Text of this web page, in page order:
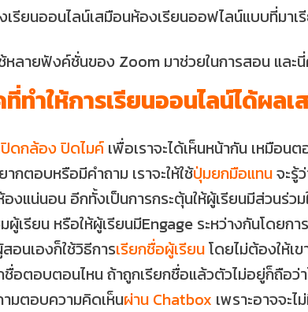
เรียนออนไลน์เสมือนห้องเรียนออฟไลน์แบบที่มาเ
หลายฟังค์ชั่นของ Zoom มาช่วยในการสอน และ
ทำให้การเรียนออนไลน์ได้ผล
ปิดกล้อง ปิดไมค์ เพื่อเราจะได้เห็นหน้ากัน เหมือน
ากตอบหรือมีคำถาม เราจะให้ใช้ปุ่มยกมือแทนจะรู้
องแน่นอน อีกทั้งเป็นการกระตุ้นให้ผู้เรียนมีส่วนร่ว
ผู้เรียน หรือให้ผู้เรียนมีEngage ระหว่างกันโดยกา
อนเองก็ใช้วิธีการเรียกชื่อผู้เรียนโดยไม่ต้องให้เ
ชื่อตอบตอนไหน ถ้าถูกเรียกชื่อแล้วตัวไม่อยู่ก็ถือว่
มตอบความคิดเห็นผ่าน Chatbox เพราะอาจจะ